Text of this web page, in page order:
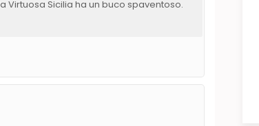
Virtuosa Sicilia ha un buco spaventoso.